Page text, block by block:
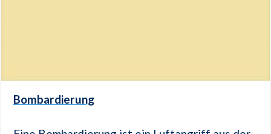
Bombardierung